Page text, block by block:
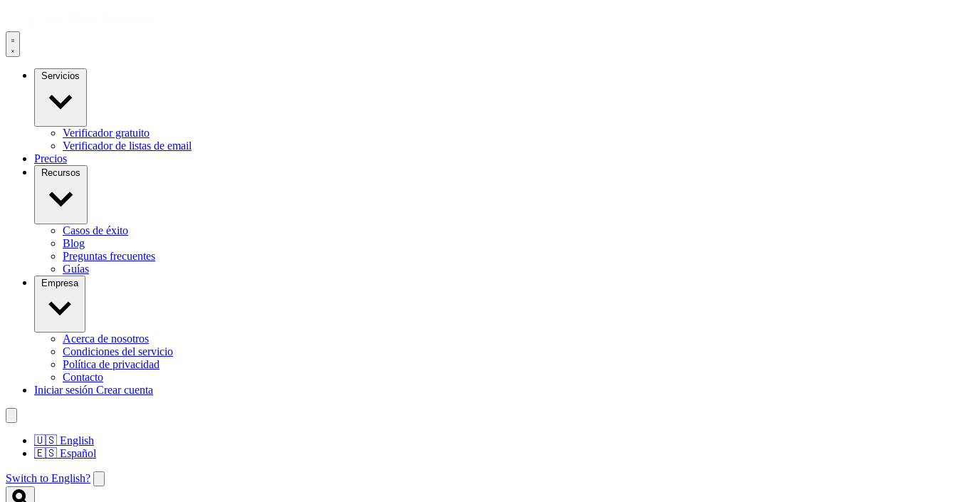
Servicios
Verificador gratuito
Verificador de listas de email
Precios
Recursos
Casos de éxito
Blog
Preguntas frecuentes
Guías
Empresa
Acerca de nosotros
Condiciones del servicio
Política de privacidad
Contacto
Iniciar sesión Crear cuenta
🇺🇸 English
🇪🇸 Español
Switch to English?